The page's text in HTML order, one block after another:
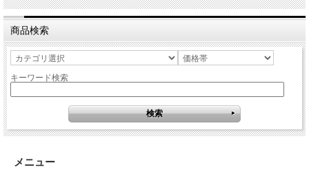
商品検索
キーワード検索
メニュー